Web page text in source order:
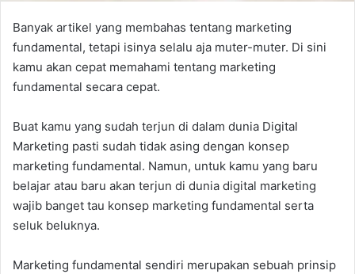
Banyak artikel yang membahas tentang marketing
fundamental, tetapi isinya selalu aja muter-muter. Di sini
kamu akan cepat memahami tentang marketing
fundamental secara cepat.
Buat kamu yang sudah terjun di dalam dunia Digital
Marketing pasti sudah tidak asing dengan konsep
marketing fundamental. Namun, untuk kamu yang baru
belajar atau baru akan terjun di dunia digital marketing
wajib banget tau konsep marketing fundamental serta
seluk beluknya.
Marketing fundamental sendiri merupakan sebuah prinsip